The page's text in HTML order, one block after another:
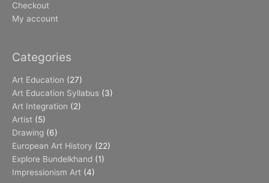
Checkout
My account
Categories
Art Education (27)
Art Education Syllabus (3)
Art Integration (2)
Artist (5)
Drawing (6)
European Art History (22)
Explore Bundelkhand (1)
Impressionism Art (4)